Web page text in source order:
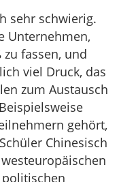
sehr schwierig.
Unternehmen,
fassen, und
viel Druck, das
zum Austausch
gehört,
Chinesisch